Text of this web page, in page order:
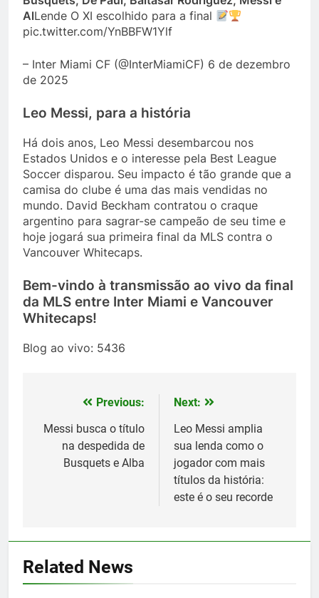
AlLende O XI escolhido para a final
pic.twitter.com/YnBBFW1Ylf
– Inter Miami CF (@InterMiamiCF) 6 de dezembro
de 2025
Leo Messi, para a história
Há dois anos, Leo Messi desembarcou nos
Estados Unidos e o interesse pela Best League
Soccer disparou. Seu impacto é tão grande que a
camisa do clube é uma das mais vendidas no
mundo. David Beckham contratou o craque
argentino para sagrar-se campeão de seu time e
hoje jogará sua primeira final da MLS contra o
Vancouver Whitecaps.
Bem-vindo à transmissão ao vivo da final
da MLS entre Inter Miami e Vancouver
Whitecaps!
Blog ao vivo: 5436
navigation
Previous:
Messi busca o título
na despedida de
Busquets e Alba
Next:
Leo Messi amplia
sua lenda como o
jogador com mais
títulos da história:
este é o seu recorde
Related News
Lewandowski, elegido MVP de